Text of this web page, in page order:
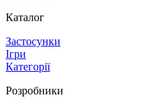
Каталог
Застосунки
Ігри
Категорії
Розробники